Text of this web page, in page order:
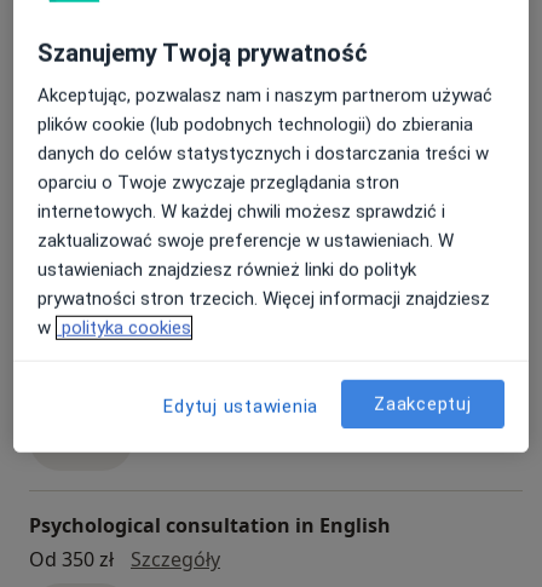
Usługi
Wszystkie
Konsultacja seksuologiczna
Od 350 zł
Szczegółykonsultacja seksuologiczna
Umów
konsultacja neurologopedyczna
Psychological consultation in English
Od 350 zł
Szczegółypsychological consultation in
Szanujemy Twoją prywatność
Akceptując, pozwalasz nam i naszym partnerom używać
plików cookie (lub podobnych technologii) do zbierania
danych do celów statystycznych i dostarczania treści w
oparciu o Twoje zwyczaje przeglądania stron
internetowych. W każdej chwili możesz sprawdzić i
zaktualizować swoje preferencje w ustawieniach. W
ustawieniach znajdziesz również linki do polityk
prywatności stron trzecich. Więcej informacji znajdziesz
w polityka cookies
Edytuj ustawienia Zaakceptuj